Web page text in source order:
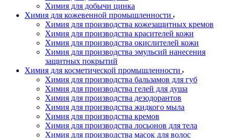
Химия для добычи цинка
Химия для кожевенной промышленности
Химия для производства кожезащитных кремов
Химия для производства красителей кожи
Химия для производства окислителей кожи
Химия для производства эмульсий нанесения
защитных покрытий
Химия для косметической промышленности
Химия для производства бальзамов для губ
Химия для производства гелей для душа
Химия для производства дезодорантов
Химия для производства жидкого мыла
Химия для производства кремов
Химия для производства лосьонов для тела
Химия для производства масок для волос